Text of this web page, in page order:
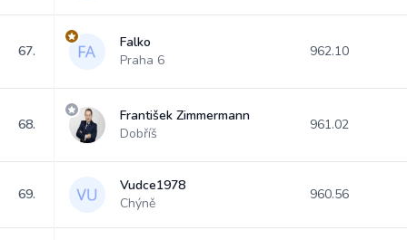
67.
Falko
Praha 6
962.10
68.
František Zimmermann
Dobříš
961.02
69.
Vudce1978
Chýně
960.56